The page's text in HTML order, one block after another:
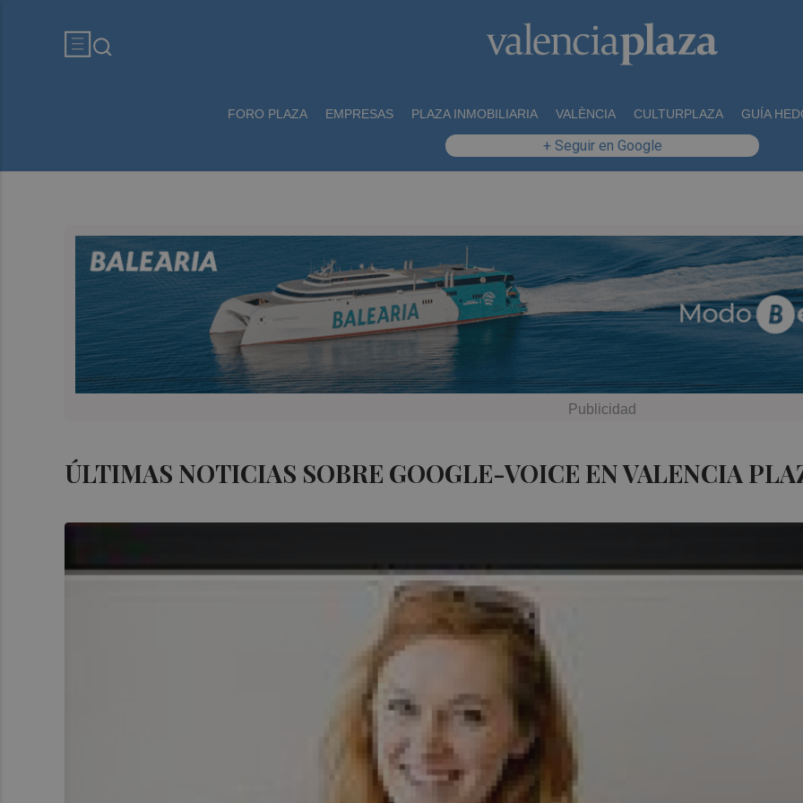
FORO PLAZA EMPRESAS PLAZA INMOBILIARIA VALÈNCIA CULTURPLAZA GUÍA
+ Seguir en Google
ÚLTIMAS NOTICIAS SOBRE GOOGLE-VOICE EN VALENCIA